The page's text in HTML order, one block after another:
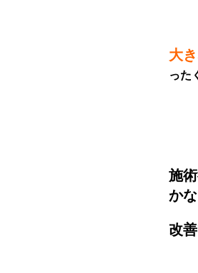
大
った
施
か
改